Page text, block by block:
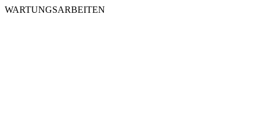
WARTUNGSARBEITEN